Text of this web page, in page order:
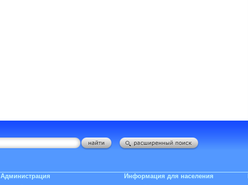
Администрация Информация для населения